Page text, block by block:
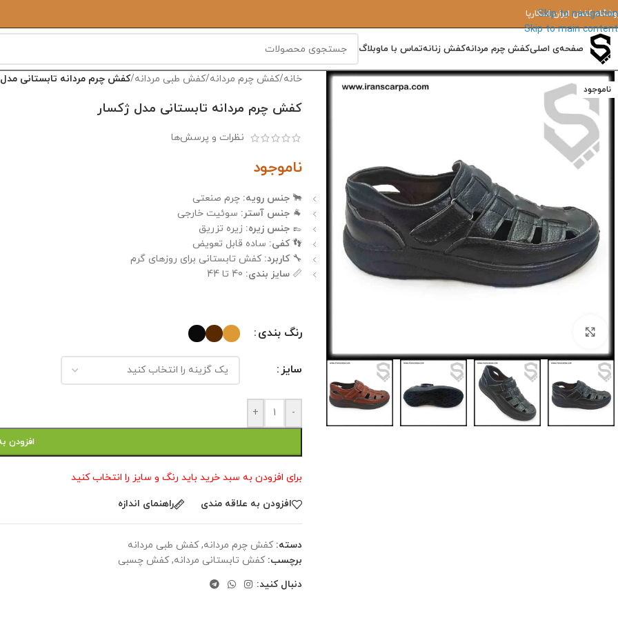
Skip to navigation
Skip to main content
کفش ایران‌ اِسکارپا
صفحه‌ی اصلیکفش چرم مردانهکفش زنانهتماس با ماوبلاگ
ناموجود
خانه/کفش چرم مردانه/کفش طبی مردانه/کفش چرم مردانه تابستانی مدل
کفش چرم مردانه تابستانی مدل ژکسار
نظرات و پرسش‌ها
ناموجود
🐂 جنس رویه: چرم صنعتی
🐐 جنس آستر: سوئیت خارجی
👞 جنس زیره: زیره تزریق
👣کفی: ساده قابل تعویض
🔧کاربرد: کفش تابستانی برای روزهای گرم
📏 سایز بندی:
رنگ بندی
سایز
-
+
افزودن
برای افزودن به سبد خرید باید رنگ و سایز را انتخاب کنید
افزودن به علاقه مندی راهنمای اندازه
دسته: کفش چرم مردانه, کفش طبی مردانه
برچسب: کفش تابستانی مردانه, کفش چسبی
دنبال کنید: